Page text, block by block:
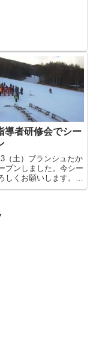
導者研修会でシー
（土）ブランシュたか
プンしました。今シー
しくお願いします。コ
マンチック...